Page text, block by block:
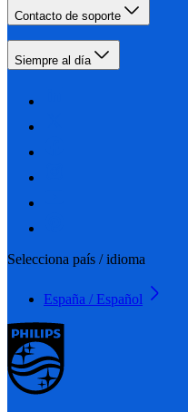
Contacto de soporte
Siempre al día
Selecciona país / idioma
España / Español